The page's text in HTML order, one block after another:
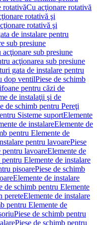
rotativăCu acţionare rotativă
rotativă şi
rotativă şi
de instalare pentru
sub presiune
sub presiune
acţionarea sub presiune
gata de instalare pentru
dop ventilPiese de schimb
pentru căzi de
de instalaţii şi de
de schimb pentru Pereţi
Sisteme suportElemente
de instalareElemente de
pentru Elemente de
pentru lavoarePiese
pentru lavoareElemente de
Elemente de instalare
pisoarePiese de schimb
Elemente de instalare
de schimb pentru Elemente
pereteElemente de instalare
pentru Elemente de
Piese de schimb pentru
Piese de schimb pentru